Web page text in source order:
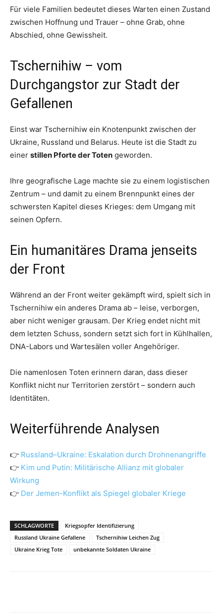
Für viele Familien bedeutet dieses Warten einen Zustand
zwischen Hoffnung und Trauer – ohne Grab, ohne
Abschied, ohne Gewissheit.
Tschernihiw – vom
Durchgangstor zur Stadt der
Gefallenen
Einst war Tschernihiw ein Knotenpunkt zwischen der
Ukraine, Russland und Belarus. Heute ist die Stadt zu
einer stillen Pforte der Toten geworden.
Ihre geografische Lage machte sie zu einem logistischen
Zentrum – und damit zu einem Brennpunkt eines der
schwersten Kapitel dieses Krieges: dem Umgang mit
seinen Opfern.
Ein humanitäres Drama jenseits
der Front
Während an der Front weiter gekämpft wird, spielt sich in
Tschernihiw ein anderes Drama ab – leise, verborgen,
aber nicht weniger grausam. Der Krieg endet nicht mit
dem letzten Schuss, sondern setzt sich fort in Kühlhallen,
DNA-Labors und Wartesälen voller Angehöriger.
Die namenlosen Toten erinnern daran, dass dieser
Konflikt nicht nur Territorien zerstört – sondern auch
Identitäten.
Weiterführende Analysen
👉 Russland–Ukraine: Eskalation durch Drohnenangriffe
👉 Kim und Putin: Militärische Allianz mit globaler
Wirkung
👉 Der Jemen-Konflikt als Spiegel globaler Kriege
SCHLAGWORTE
Kriegsopfer Identifizierung
Russland Ukraine Gefallene
Tschernihiw Leichen Zug
Ukraine Krieg Tote
unbekannte Soldaten Ukraine